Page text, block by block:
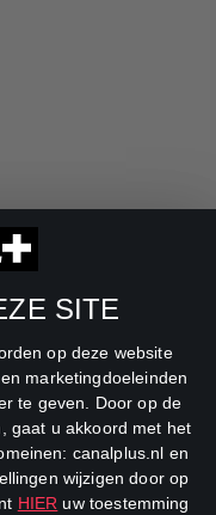
SITE
op deze website
marketingdoeleinden
te geven. Door op de
gaat u akkoord met het
canalplus.nl en
wijzigen door op
HIER uw toestemming
Channel